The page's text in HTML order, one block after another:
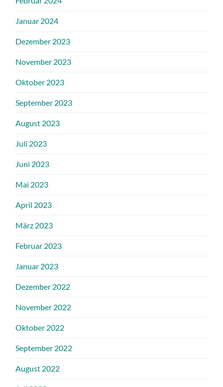
Januar 2024
Dezember 2023
November 2023
Oktober 2023
September 2023
August 2023
Juli 2023
Juni 2023
Mai 2023
April 2023
März 2023
Februar 2023
Januar 2023
Dezember 2022
November 2022
Oktober 2022
September 2022
August 2022